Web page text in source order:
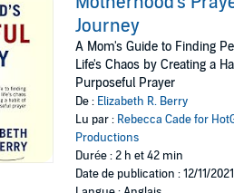
Journey
A Mom's Guide to Finding
Life's Chaos by Creating a
Purposeful Prayer
De : Elizabeth R. Berry
Lu par : Rebecca Cade for
Productions
Durée : 2 h et 42 min
Date de publication : 12/11/2021